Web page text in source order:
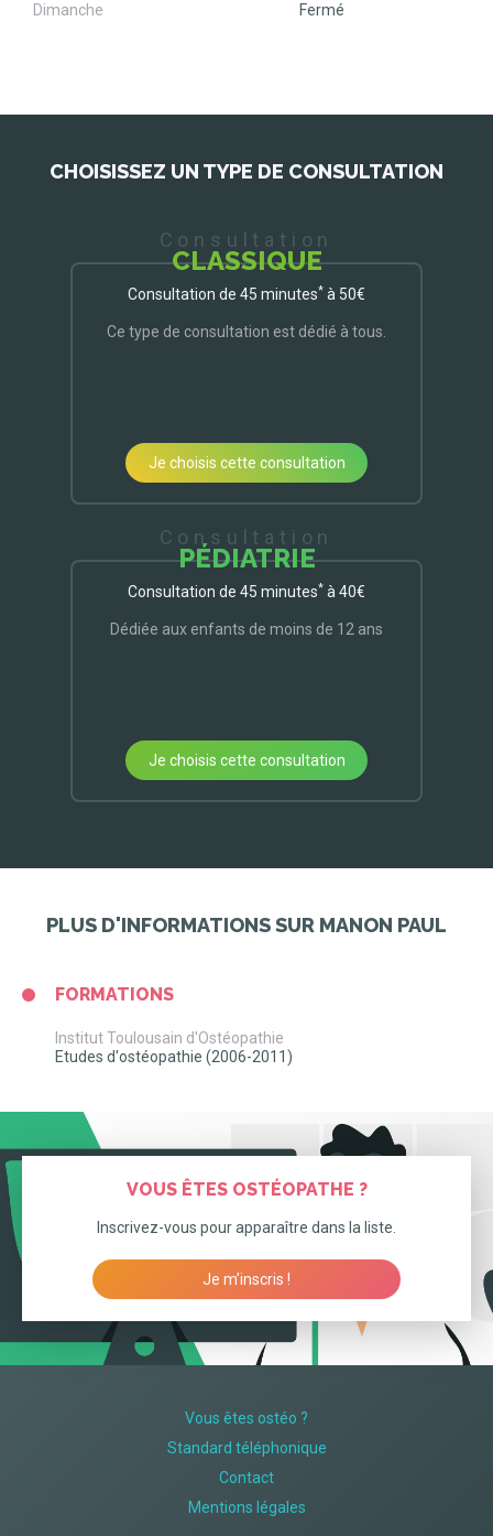
Dimanche
Fermé
CHOISISSEZ UN TYPE DE CONSULTATION
Consultation
CLASSIQUE
Consultation de 45 minutes* à 50€
Ce type de consultation est dédié à tous.
Je choisis cette consultation
Consultation
PÉDIATRIE
Consultation de 45 minutes* à 40€
Dédiée aux enfants de moins de 12 ans
Je choisis cette consultation
PLUS D'INFORMATIONS SUR MANON PAUL
FORMATIONS
Institut Toulousain d'Ostéopathie
Etudes d'ostéopathie (2006-2011)
VOUS ÊTES OSTÉOPATHE ?
Inscrivez-vous pour apparaître dans la liste.
Je m’inscris !
Vous êtes ostéo ?
Standard téléphonique
Contact
Mentions légales